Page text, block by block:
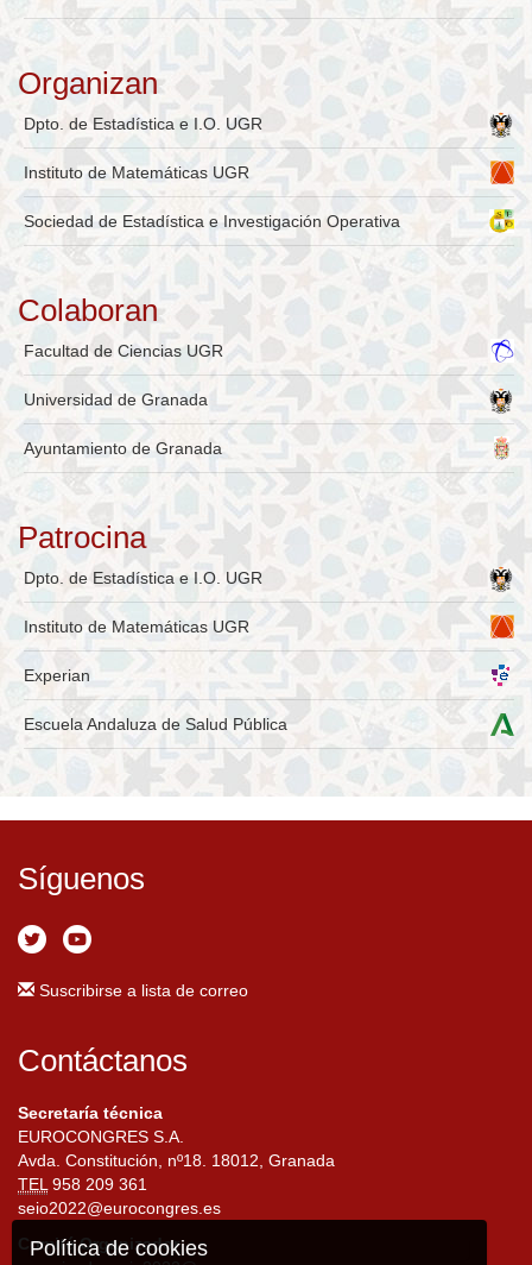
Organizan
Dpto. de Estadística e I.O. UGR
Instituto de Matemáticas UGR
Sociedad de Estadística e Investigación Operativa
Colaboran
Facultad de Ciencias UGR
Universidad de Granada
Ayuntamiento de Granada
Patrocina
Dpto. de Estadística e I.O. UGR
Instituto de Matemáticas UGR
Experian
Escuela Andaluza de Salud Pública
Síguenos
Suscribirse a lista de correo
Contáctanos
Secretaría técnica
EUROCONGRES S.A.
Avda. Constitución, nº18. 18012, Granada
TEL958 209 361
seio2022@eurocongres.es
Comité Organizador
Política de cookies